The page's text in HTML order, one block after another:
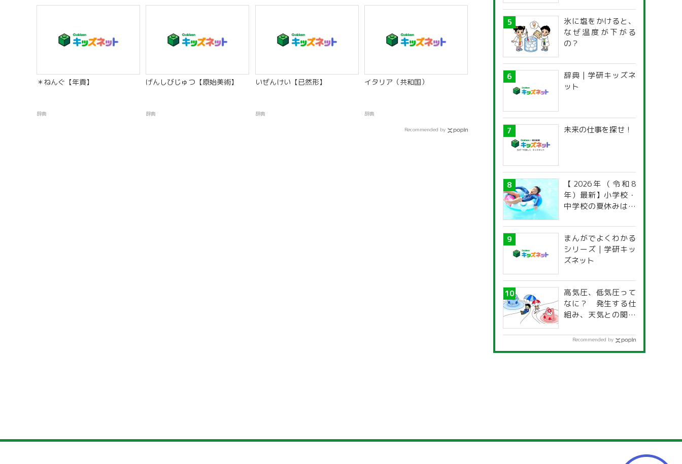
＊ねんぐ【年貢】
辞典
げんしびじゅつ【原始美術】
辞典
いぜんけい【已然形】
辞典
イタリア（共和国）
辞典
Recommended by
氷に塩をかけると、
なぜ温度が下がる
の？
辞典 | 学研キッズネ
ット
未来の仕事を探せ！
【2026年（令和8
年）最新】小学校・
中学校の夏休みはい
道府県別「夏季休暇
一覧」
まんがでよくわかる
シリーズ | 学研キッ
ズネット
高気圧、低気圧って
なに？ 発生する仕
組み、天気との関係
Recommended by